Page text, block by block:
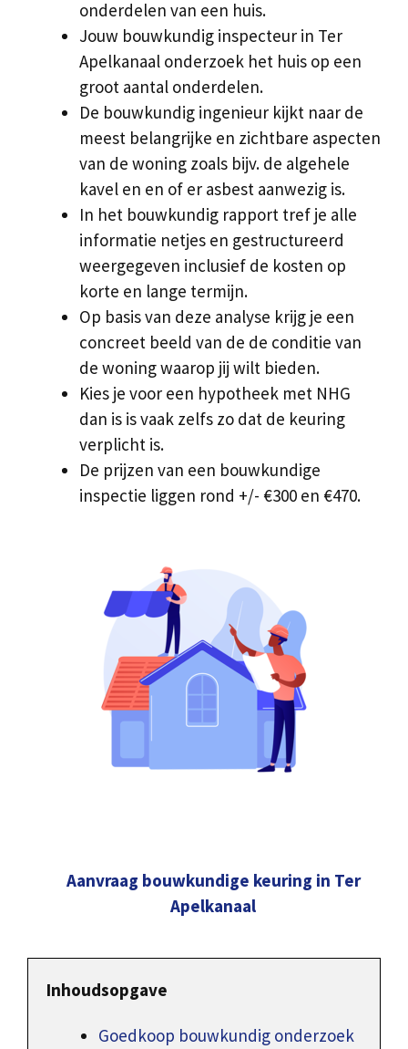
onderdelen van een huis.
Jouw bouwkundig inspecteur in Ter
Apelkanaal onderzoek het huis op een
groot aantal onderdelen.
De bouwkundig ingenieur kijkt naar de
meest belangrijke en zichtbare aspecten
van de woning zoals bijv. de algehele
kavel en en of er asbest aanwezig is.
In het bouwkundig rapport tref je alle
informatie netjes en gestructureerd
weergegeven inclusief de kosten op
korte en lange termijn.
Op basis van deze analyse krijg je een
concreet beeld van de de conditie van
de woning waarop jij wilt bieden.
Kies je voor een hypotheek met NHG
dan is is vaak zelfs zo dat de keuring
verplicht is.
De prijzen van een bouwkundige
inspectie liggen rond +/- €300 en €470.
Aanvraag bouwkundige keuring in Ter
Apelkanaal
Inhoudsopgave
Goedkoop bouwkundig onderzoek